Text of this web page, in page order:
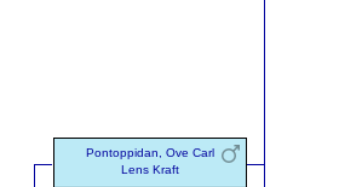
Pontoppidan, Ove Carl
Lens Kraft